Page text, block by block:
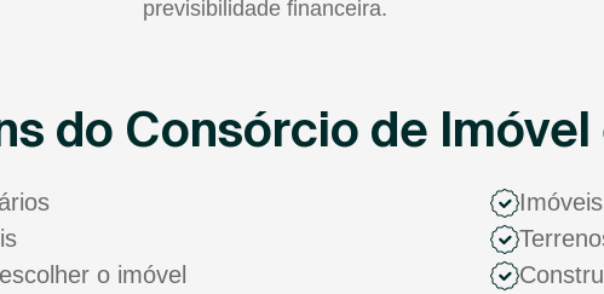
previsibilidade financeira.
do Consórcio de Imóvel
o imóvel